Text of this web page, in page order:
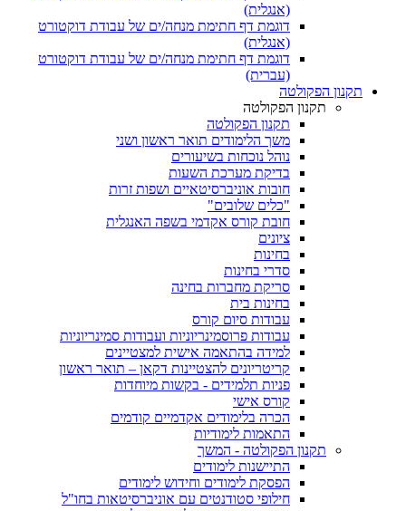
(אנגלית)
דוגמת דף חתימת מנחה/ים של עבודת דוקטורט
(אנגלית)
דוגמת דף חתימת מנחה/ים של עבודת דוקטורט
(עברית)
תקנון הפקולטה
תקנון הפקולטה
תקנון הפקולטה
משך הלימודים תואר ראשון ושני
נוהל נוכחות בשיעורים
בדיקת מערכת השעות
חובות אוניברסיטאיים ושפות זרות
"כלים שלובים"
חובת קורס אקדמי בשפה האנגלית
ציונים
בחינות
סדרי בחינות
סריקת מחברות בחינה
בחינות בית
עבודות סיום קורס
עבודות פרוסמינריוניות ועבודות סמינריוניות
למידה בהתאמה אישית למצטיינים
קריטריונים להצטיינות דקאן – תואר ראשון
פניות תלמידים - בקשות מיוחדות
קורס אישי
הכרה בלימודים אקדמיים קודמים
התאמות לימודיות
תקנון הפקולטה - המשך
התיישנות לימודים
הפסקת לימודים וחידוש לימודים
חילופי סטודנטים עם אוניברסיטאות בחו"ל